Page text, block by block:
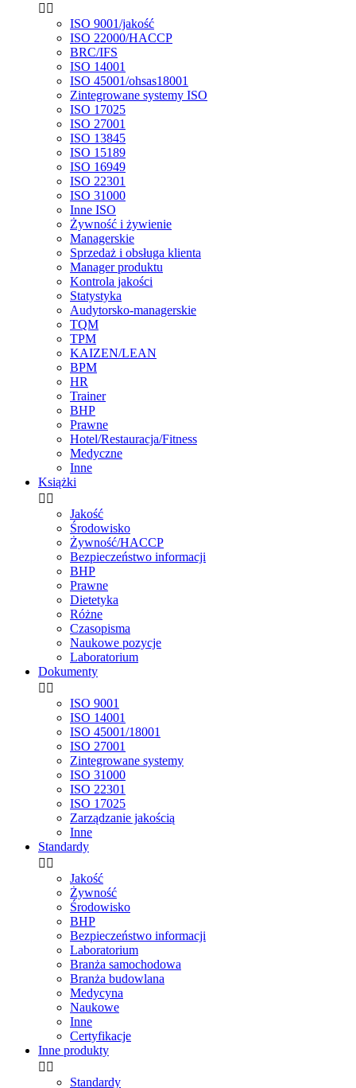
 
ISO 9001/jakość
ISO 22000/HACCP
BRC/IFS
ISO 14001
ISO 45001/ohsas18001
Zintegrowane systemy ISO
ISO 17025
ISO 27001
ISO 13845
ISO 15189
ISO 16949
ISO 22301
ISO 31000
Inne ISO
Żywność i żywienie
Managerskie
Sprzedaż i obsługa klienta
Manager produktu
Kontrola jakości
Statystyka
Audytorsko-managerskie
TQM
TPM
KAIZEN/LEAN
BPM
HR
Trainer
BHP
Prawne
Hotel/Restauracja/Fitness
Medyczne
Inne
Książki
 
Jakość
Środowisko
Żywność/HACCP
Bezpieczeństwo informacji
BHP
Prawne
Dietetyka
Różne
Czasopisma
Naukowe pozycje
Laboratorium
Dokumenty
 
ISO 9001
ISO 14001
ISO 45001/18001
ISO 27001
Zintegrowane systemy
ISO 31000
ISO 22301
ISO 17025
Zarządzanie jakością
Inne
Standardy
 
Jakość
Żywność
Środowisko
BHP
Bezpieczeństwo informacji
Laboratorium
Branża samochodowa
Branża budowlana
Medycyna
Naukowe
Inne
Certyfikacje
Inne produkty
 
Standardy